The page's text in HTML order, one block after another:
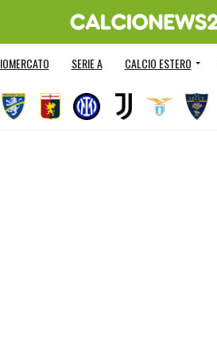
SERIE A CALCIO ESTERO